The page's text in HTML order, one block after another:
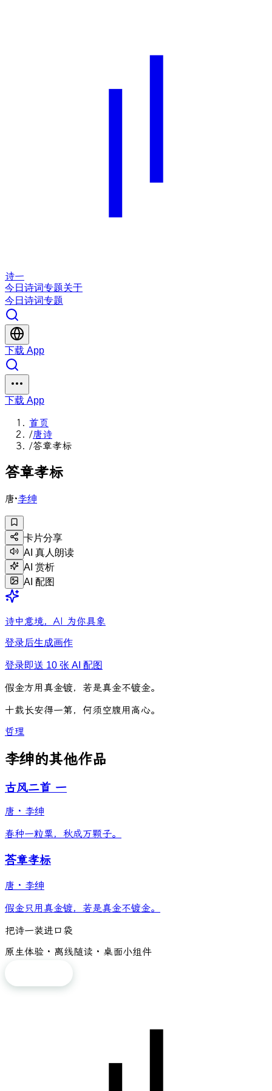
诗一
今日 诗词专题关于
今日 诗词专题
下载 App
下载 App
首页
/唐诗
/答章孝标
答章孝标
唐·李绅
卡片分享
AI 真人朗读
AI 赏析
AI 配图
诗中意境，AI 为你具象
登录后生成画作
登录即送 10 张 AI 配图
假金方用 真金镀， 若是真金不镀金。
十载长安得一第， 何须空腹用 高心。
哲理
李绅的其他作品
古风二首 一
唐 · 李绅
春种一粒粟，秋成万颗子。
荅章孝标
唐 · 李绅
假金只用真金镀，若是真金不镀金。
把诗一装进口袋
原生体验 · 离线随读 · 桌面小组件